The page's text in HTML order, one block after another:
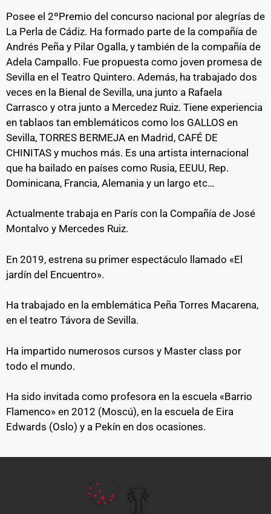
Posee el 2ºPremio del concurso nacional por alegrías de
La Perla de Cádiz. Ha formado parte de la compañía de
Andrés Peña y Pilar Ogalla, y también de la compañía de
Adela Campallo. Fue propuesta como joven promesa de
Sevilla en el Teatro Quintero. Además, ha trabajado dos
veces en la Bienal de Sevilla, una junto a Rafaela
Carrasco y otra junto a Mercedez Ruiz. Tiene experiencia
en tablaos tan emblemáticos como los GALLOS en
Sevilla, TORRES BERMEJA en Madrid, CAFÉ DE
CHINITAS y muchos más. Es una artista internacional
que ha bailado en países como Rusia, EEUU, Rep.
Dominicana, Francia, Alemania y un largo etc…
Actualmente trabaja en París con la Compañía de José
Montalvo y Mercedes Ruiz.
En 2019, estrena su primer espectáculo llamado «El
jardín del Encuentro».
Ha trabajado en la emblemática Peña Torres Macarena,
en el teatro Távora de Sevilla.
Ha impartido numerosos cursos y Master class por
todo el mundo.
Ha sido invitada como profesora en la escuela «Barrio
Flamenco» en 2012 (Moscú), en la escuela de Eira
Edwards (Oslo) y a Pekín en dos ocasiones.